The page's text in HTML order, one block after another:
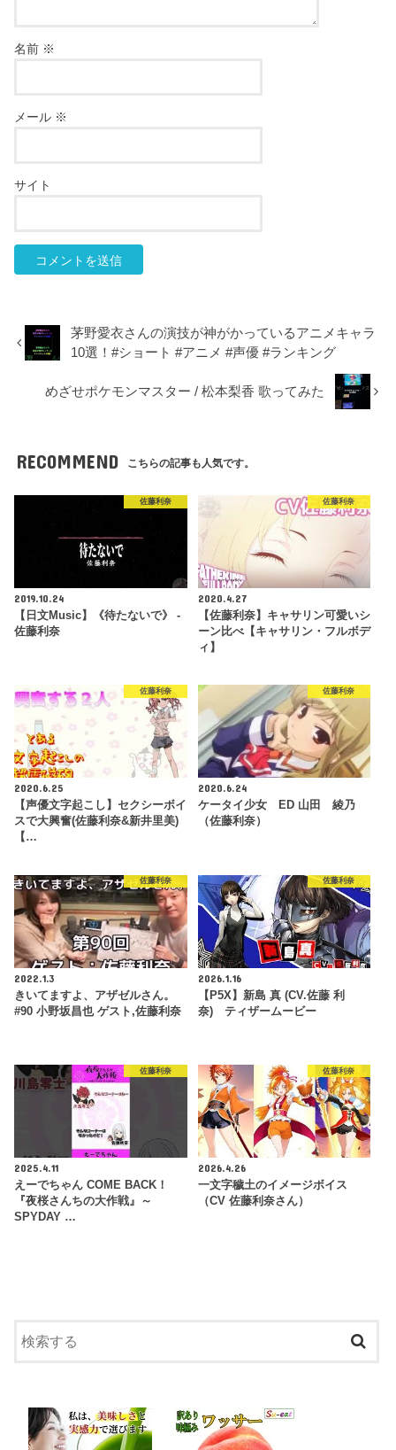
名前 ※
メール ※
サイト
茅野愛衣さんの演技が神がかっているアニメキャラ
10選！#ショート #アニメ #声優 #ランキング
めざせポケモンマスター / 松本梨香 歌ってみた
RECOMMEND こちらの記事も人気です。
佐藤利奈
2019.10.24
【日文Music】《待たないで》 -
佐藤利奈
佐藤利奈
2020.4.27
【佐藤利奈】キャサリン可愛いシ
ーン比べ【キャサリン・フルボデ
ィ】
佐藤利奈
2020.6.25
【声優文字起こし】セクシーボイ
スで大興奮(佐藤利奈&新井里美)
【…
佐藤利奈
2020.6.24
ケータイ少女 ED 山田 綾乃
（佐藤利奈）
佐藤利奈
2022.1.3
きいてますよ、アザゼルさん。
#90 小野坂昌也 ゲスト,佐藤利奈
佐藤利奈
2026.1.16
【P5X】新島 真 (CV.佐藤 利
奈) ティザームービー
佐藤利奈
2025.4.11
えーでちゃん COME BACK！
『夜桜さんちの大作戦』～
SPYDAY …
佐藤利奈
2026.4.26
一文字穢土のイメージボイス
（CV 佐藤利奈さん）